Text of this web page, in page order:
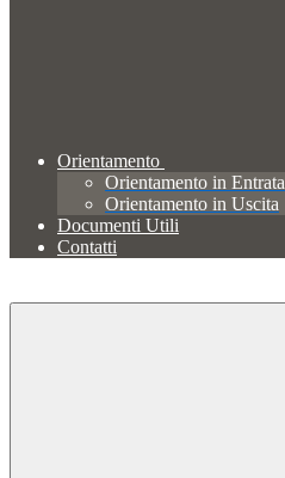
Orientamento
Orientamento in Entrata
Orientamento in Uscita
Documenti Utili
Contatti